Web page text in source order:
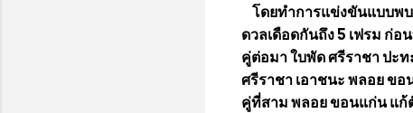
โดยทำการแข่งขันแบบพบ
ดวลเดือดกันถึง 5 เฟรม ก่อ
คู่ต่อมา ใบพัด ศรีราชา ปะ
ศรีราชา เอาชนะ พลอย ขอ
คู่ที่สาม พลอย ขอนแก่น แก้